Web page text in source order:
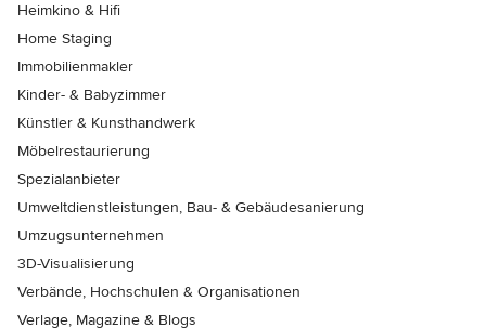
Heimkino & Hifi
Home Staging
Immobilienmakler
Kinder- & Babyzimmer
Künstler & Kunsthandwerk
Möbelrestaurierung
Spezialanbieter
Umweltdienstleistungen, Bau- & Gebäudesanierung
Umzugsunternehmen
3D-Visualisierung
Verbände, Hochschulen & Organisationen
Verlage, Magazine & Blogs